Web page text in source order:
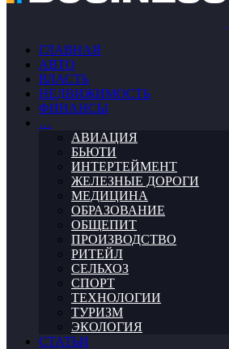
ГЛАВНАЯ
АВТО
ВЛАСТЬ
НЕДВИЖИМОСТЬ
ФИНАНСЫ
…
АВИАЦИЯ
БЬЮТИ
ИНТЕРТЕЙМЕНТ
ЖЕЛЕЗНЫЕ ДОРОГИ
МЕДИЦИНА
ОБРАЗОВАНИЕ
ОБЩЕПИТ
ПРОИЗВОДСТВО
РИТЕЙЛ
СЕЛЬХОЗ
СПОРТ
ТЕХНОЛОГИИ
ТУРИЗМ
ЭКОЛОГИЯ
СТАТЬИ